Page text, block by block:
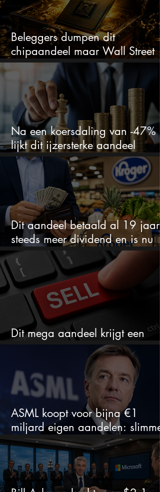
Beleggers dumpen dit
chipaandeel maar Wall Street
ziet een zeldzame koopkans
Na een koersdaling van -47%
lijkt dit ijzersterke aandeel
aantrekkelijker dan ooit
Dit aandeel betaald al 19 jaar
steeds meer dividend en is nu
goedkoop
Dit mega aandeel krijgt een
zeldzaam verkoopadvies
ASML koopt voor bijna €1
miljard eigen aandelen: slimme
zet of dure timing?